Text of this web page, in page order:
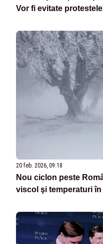
Vor fi evitate
20 feb. 2026, 09:18
Nou ciclon peste
viscol şi temperaturi